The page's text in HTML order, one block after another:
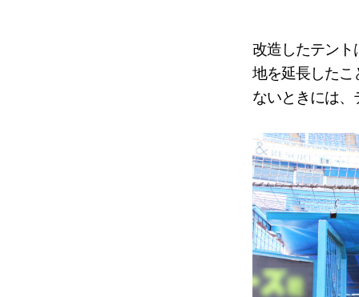
改造したテント
地を延長したこ
ないときには